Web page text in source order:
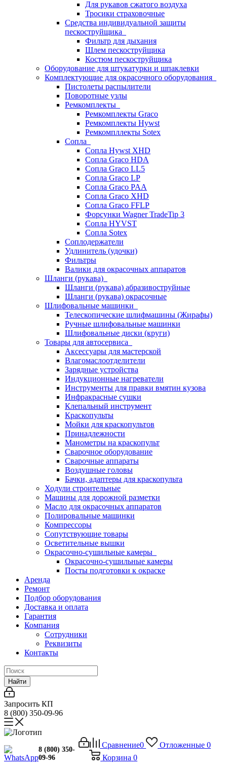
Для рукавов сжатого воздуха
Тросики страховочные
Средства индивидуальной защиты
пескоструйщика
Фильтр для дыхания
Шлем пескоструйщика
Костюм пескоструйщика
Оборудование для штукатурки и шпаклевки
Комплектующие для окрасочного оборудования
Пистолеты распылители
Поворотные узлы
Ремкомплекты
Ремкомплекты Graco
Ремкомплекты Hywst
Ремкомпллекты Sotex
Сопла
Сопла Hywst XHD
Сопла Graco HDA
Сопла Graco LL5
Сопла Graco LP
Сопла Graco PAA
Сопла Graco XHD
Сопла Graco FFLP
Форсунки Wagner TradeTip 3
Сопла HYVST
Сопла Sotex
Соплодержатели
Удлинитель (удочки)
Фильтры
Валики для окрасочных аппаратов
Шланги (рукава)
Шланги (рукава) абразивоструйные
Шланги (рукава) окрасочные
Шлифовальные машинки
Телескопические шлифмашины (Жирафы)
Ручные шлифовальные машинки
Шлифовальные диски (круги)
Товары для автосервиса
Аксессуары для мастерской
Влагомаслоотделители
Зарядные устройства
Индукционные нагреватели
Инструменты для правки вмятин кузова
Инфракрасные сушки
Клепальный инструмент
Краскопульты
Мойки для краскопультов
Принадлежности
Манометры на краскопульт
Сварочное оборудование
Сварочные аппараты
Воздушные головы
Бачки, адаптеры для краскопульта
Ходули строительные
Машины для дорожной разметки
Масло для окрасочных аппаратов
Полировальные машинки
Компрессоры
Сопутствующие товары
Осветительные вышки
Окрасочно-сушильные камеры
Окрасочно-сушильные камеры
Посты подготовки к окраске
Аренда
Ремонт
Подбор оборудования
Доставка и оплата
Гарантия
Компания
Сотрудники
Реквизиты
Контакты
Найти
Запросить КП
8 (800) 350-09-96
Сравнение0 Отложенные 0
Корзина 0
8 (800) 350-
09-96